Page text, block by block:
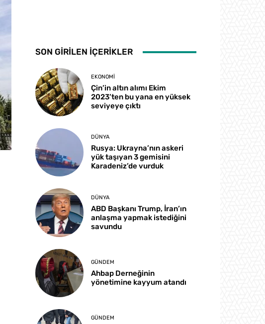
SON GİRİLEN İÇERİKLER
EKONOMI
Çin’in altın alımı Ekim
2023’ten bu yana en yüksek
seviyeye çıktı
DÜNYA
Rusya: Ukrayna’nın askeri
yük taşıyan 3 gemisini
Karadeniz’de vurduk
DÜNYA
ABD Başkanı Trump, İran’ın
anlaşma yapmak istediğini
savundu
GÜNDEM
Ahbap Derneğinin
yönetimine kayyum atandı
GÜNDEM